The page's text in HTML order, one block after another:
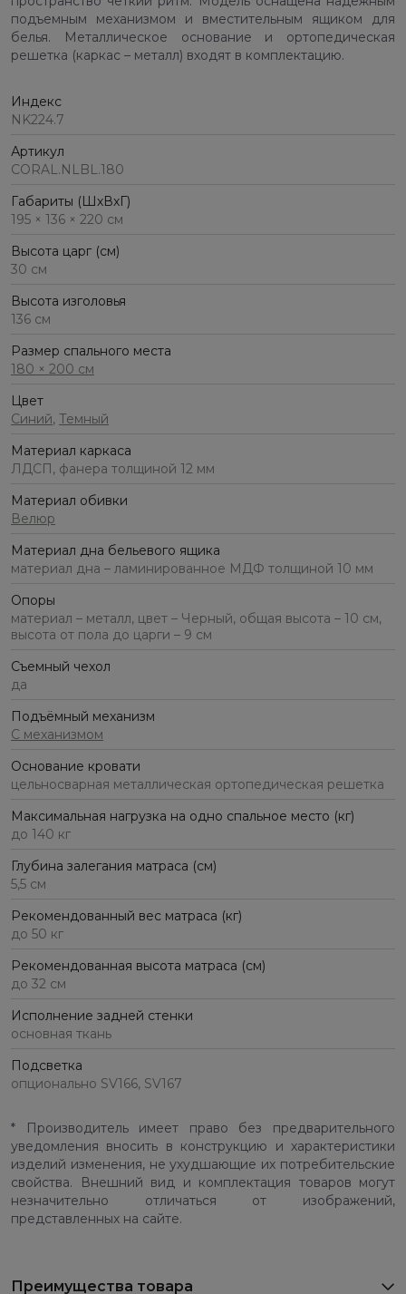
подъемным механизмом и вместительным ящиком для
белья. Металлическое основание и ортопедическая
решетка (каркас – металл) входят в комплектацию.
Индекс
NK224.7
Артикул
CORAL.NLBL.180
Габариты (ШхВхГ)
195 × 136 × 220 см
Высота царг (см)
30 см
Высота изголовья
136 см
Размер спального места
180 × 200 см
Цвет
Синий, Темный
Материал каркаса
ЛДСП, фанера толщиной 12 мм
Материал обивки
Велюр
Материал дна бельевого ящика
материал дна – ламинированное МДФ толщиной 10 мм
Опоры
материал – металл, цвет – Черный, общая высота – 10 см,
высота от пола до царги – 9 см
Съемный чехол
да
Подъёмный механизм
С механизмом
Основание кровати
цельносварная металлическая ортопедическая решетка
Максимальная нагрузка на одно спальное место (кг)
до 140 кг
Глубина залегания матраса (см)
5,5 см
Рекомендованный вес матраса (кг)
до 50 кг
Рекомендованная высота матраса (см)
до 32 см
Исполнение задней стенки
основная ткань
Подсветка
опционально SV166, SV167
* Производитель имеет право без предварительного
уведомления вносить в конструкцию и характеристики
изделий изменения, не ухудшающие их потребительские
свойства. Внешний вид и комплектация товаров могут
незначительно отличаться от изображений,
представленных на сайте.
Преимущества товара